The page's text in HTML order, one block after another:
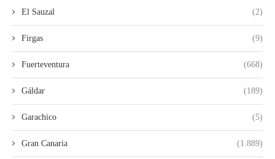
El Sauzal (2)
Firgas (9)
Fuerteventura (668)
Gáldar (189)
Garachico (5)
Gran Canaria (1.889)